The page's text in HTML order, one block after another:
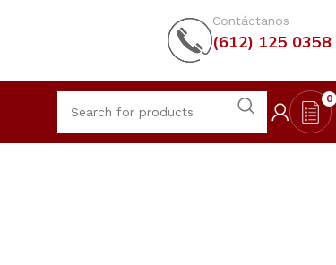
Contáctanos
(612) 125 0358
0